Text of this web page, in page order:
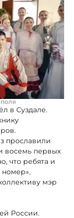
в Суздале.
прославили
восемь первых
что ребята и
,
мэр
России.